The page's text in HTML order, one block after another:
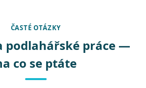
ČASTÉ OTÁZKY
podlahářské práce —
co se ptáte